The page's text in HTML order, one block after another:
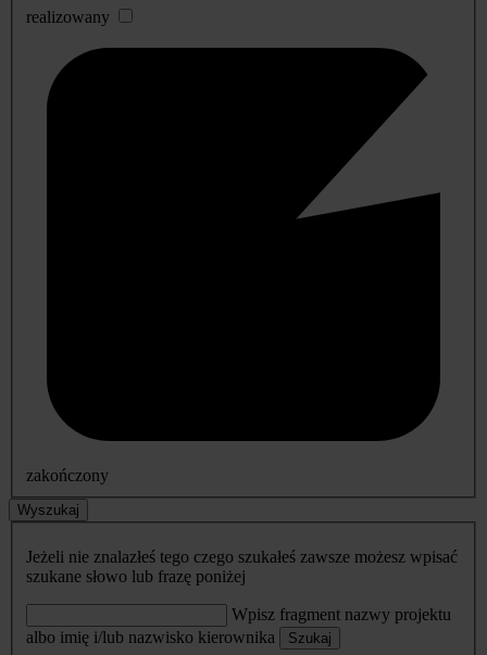
realizowany
zakończony
Wyszukaj
Jeżeli nie znalazłeś tego czego szukałeś zawsze możesz wpisać
szukane słowo lub frazę poniżej
Wpisz fragment nazwy projektu
albo imię i/lub nazwisko kierownika
Szukaj